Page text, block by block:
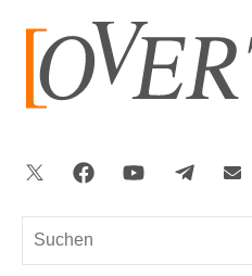
springen
Suchen
Twitter FacebookYouTubeTelegram